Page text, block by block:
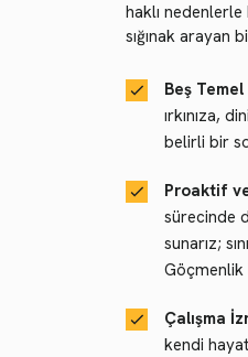
haklı
sığınak arayan
Beş
ırkınıza,
belirli bir
Proaktif
sürecinde
sunarız;
Göçmenlik
Çalışma
kendi